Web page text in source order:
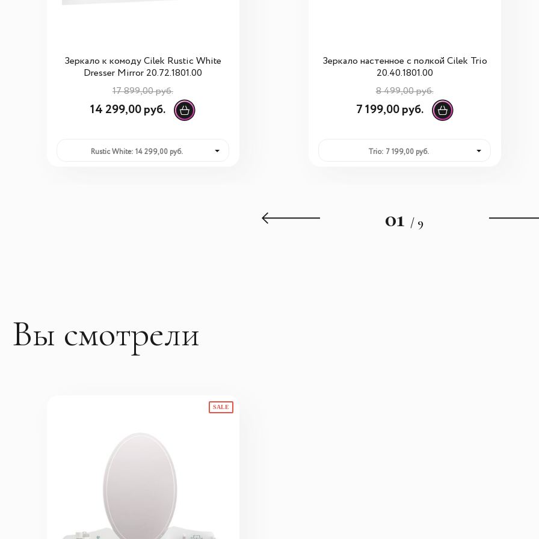
Зеркало к комоду Cilek Rustic White
Dresser Mirror 20.72.1801.00
17 899,00 руб.
14 299,00 руб.
Rustic White: 14 299,00 руб.
Зеркало настенное с полкой Сilek Trio
20.40.1801.00
8 499,00 руб.
7 199,00 руб.
Trio: 7 199,00 руб.
01 / 9
Вы смотрели
SALE